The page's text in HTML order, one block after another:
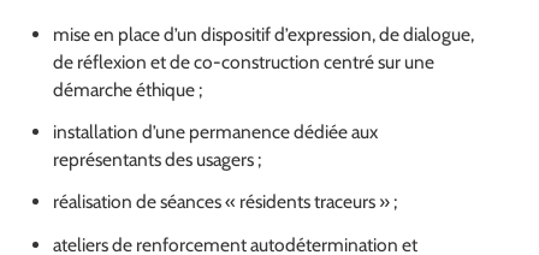
mise en place d’un dispositif d’expression, de dialogue,
de réflexion et de co-construction centré sur une
démarche éthique ;
installation d’une permanence dédiée aux
représentants des usagers ;
réalisation de séances « résidents traceurs » ;
ateliers de renforcement autodétermination et